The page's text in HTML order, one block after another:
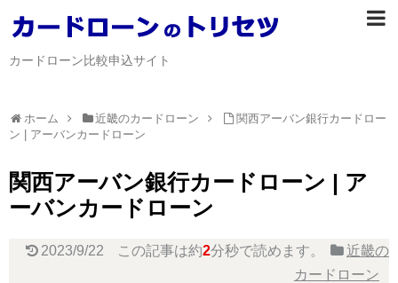
カードローン比較申込サイト
ホーム 近畿のカードローン
関西アーバン銀行カードロー
ン | アーバンカードローン
関西アーバン銀行カードローン | ア
ーバンカードローン
2023/9/22 この記事は約2分秒で読めます。
近畿の
カードローン